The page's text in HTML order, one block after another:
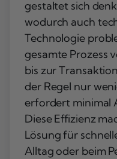
gestaltet sich
wodurch auch
Technologie
gesamte Prozess
bis zur
der Regel nur
erfordert minimal
Diese Effizienz
Lösung für
Alltag oder beim